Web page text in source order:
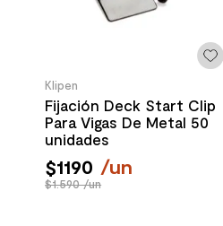
Klipen
Fijación Deck Start Clip
Para Vigas De Metal 50
unidades
$1190 /un
$1.590 /un